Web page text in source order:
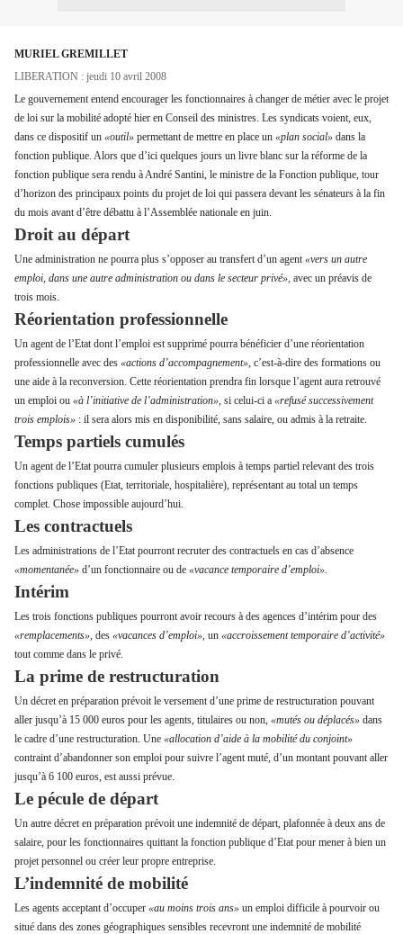
MURIEL GREMILLET
LIBERATION : jeudi 10 avril 2008
Le gouvernement entend encourager les fonctionnaires à changer de métier avec le projet
de loi sur la mobilité adopté hier en Conseil des ministres. Les syndicats voient, eux,
dans ce dispositif un «outil» permettant de mettre en place un «plan social» dans la
fonction publique. Alors que d’ici quelques jours un livre blanc sur la réforme de la
fonction publique sera rendu à André Santini, le ministre de la Fonction publique, tour
d’horizon des principaux points du projet de loi qui passera devant les sénateurs à la fin
du mois avant d’être débattu à l’Assemblée nationale en juin.
Droit au départ
Une administration ne pourra plus s’opposer au transfert d’un agent«vers un autre
emploi, dans une autre administration ou dans le secteur privé», avec un préavis de
trois mois.
Réorientation professionnelle
Un agent de l’Etat dont l’emploi est supprimé pourra bénéficier d’une réorientation
professionnelle avec des «actions d’accompagnement», c’est-à-dire des formations ou
une aide à la reconversion. Cette réorientation prendra fin lorsque l’agent aura retrouvé
un emploi ou «à l’initiative de l’administration», si celui-ci a «refusé successivement
trois emplois» : il sera alors mis en disponibilité, sans salaire, ou admis à la retraite.
Temps partiels cumulés
Un agent de l’Etat pourra cumuler plusieurs emplois à temps partiel relevant des trois
fonctions publiques (Etat, territoriale, hospitalière), représentant au total un temps
complet. Chose impossible aujourd’hui.
Les contractuels
Les administrations de l’Etat pourront recruter des contractuels en cas d’absence
«momentanée» d’un fonctionnaire ou de «vacance temporaire d’emploi».
Intérim
Les trois fonctions publiques pourront avoir recours à des agences d’intérim pour des
«remplacements», des «vacances d’emploi», un «accroissement temporaire d’activité»
tout comme dans le privé.
La prime de restructuration
Un décret en préparation prévoit le versement d’une prime de restructuration pouvant
aller jusqu’à 15 000 euros pour les agents, titulaires ou non, «mutés ou déplacés» dans
le cadre d’une restructuration. Une «allocation d’aide à la mobilité du conjoint»
contraint d’abandonner son emploi pour suivre l’agent muté, d’un montant pouvant aller
jusqu’à 6 100 euros, est aussi prévue.
Le pécule de départ
Un autre décret en préparation prévoit une indemnité de départ, plafonnée à deux ans de
salaire, pour les fonctionnaires quittant la fonction publique d’Etat pour mener à bien un
projet personnel ou créer leur propre entreprise.
L’indemnité de mobilité
Les agents acceptant d’occuper «au moins trois ans» un emploi difficile à pourvoir ou
situé dans des zones géographiques sensibles recevront une indemnité de mobilité